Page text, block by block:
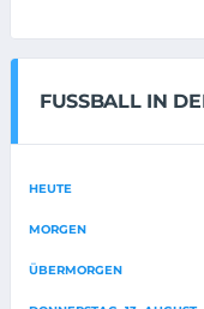
FUSSBALL IN
HEUTE
MORGEN
ÜBERMORGEN